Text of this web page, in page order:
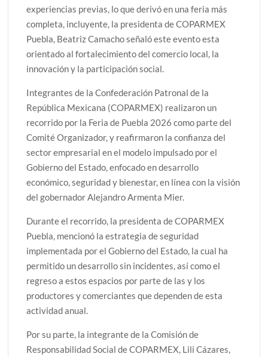
experiencias previas, lo que derivó en una feria más
completa, incluyente, la presidenta de COPARMEX
Puebla, Beatriz Camacho señaló este evento esta
orientado al fortalecimiento del comercio local, la
innovación y la participación social.
Integrantes de la Confederación Patronal de la
República Mexicana (COPARMEX) realizaron un
recorrido por la Feria de Puebla 2026 como parte del
Comité Organizador, y reafirmaron la confianza del
sector empresarial en el modelo impulsado por el
Gobierno del Estado, enfocado en desarrollo
económico, seguridad y bienestar, en línea con la visión
del gobernador Alejandro Armenta Mier.
Durante el recorrido, la presidenta de COPARMEX
Puebla, mencionó la estrategia de seguridad
implementada por el Gobierno del Estado, la cual ha
permitido un desarrollo sin incidentes, así como el
regreso a estos espacios por parte de las y los
productores y comerciantes que dependen de esta
actividad anual.
Por su parte, la integrante de la Comisión de
Responsabilidad Social de COPARMEX, Lili Cázares,